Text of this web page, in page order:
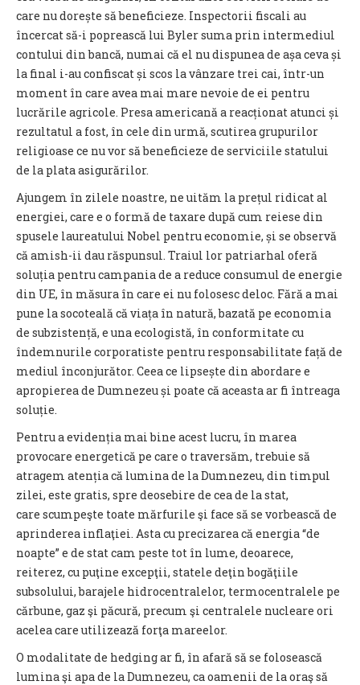
care nu dorește să beneficieze. Inspectorii fiscali au
încercat să-i poprească lui Byler suma prin intermediul
contului din bancă, numai că el nu dispunea de așa ceva și
la final i-au confiscat și scos la vânzare trei cai, într-un
moment în care avea mai mare nevoie de ei pentru
lucrările agricole. Presa americană a reacționat atunci și
rezultatul a fost, în cele din urmă, scutirea grupurilor
religioase ce nu vor să beneficieze de serviciile statului
de la plata asigurărilor.
Ajungem în zilele noastre, ne uităm la prețul ridicat al
energiei, care e o formă de taxare după cum reiese din
spusele laureatului Nobel pentru economie, și se observă
că amish-ii dau răspunsul. Traiul lor patriarhal oferă
soluția pentru campania de a reduce consumul de energie
din UE, în măsura în care ei nu folosesc deloc. Fără a mai
pune la socoteală că viața în natură, bazată pe economia
de subzistență, e una ecologistă, în conformitate cu
îndemnurile corporatiste pentru responsabilitate față de
mediul înconjurător. Ceea ce lipsește din abordare e
apropierea de Dumnezeu și poate că aceasta ar fi întreaga
soluție.
Pentru a evidenția mai bine acest lucru, în marea
provocare energetică pe care o traversăm, trebuie să
atragem atenția că lumina de la Dumnezeu, din timpul
zilei, este gratis, spre deosebire de cea de la stat,
care scumpeşte toate mărfurile şi face să se vorbească de
aprinderea inflaţiei. Asta cu precizarea că energia “de
noapte” e de stat cam peste tot în lume, deoarece,
reiterez, cu puţine excepţii, statele deţin bogăţiile
subsolului, barajele hidrocentralelor, termocentralele pe
cărbune, gaz şi păcură, precum şi centralele nucleare ori
acelea care utilizează forţa mareelor.
O modalitate de hedging ar fi, în afară să se folosească
lumina şi apa de la Dumnezeu, ca oamenii de la oraş să